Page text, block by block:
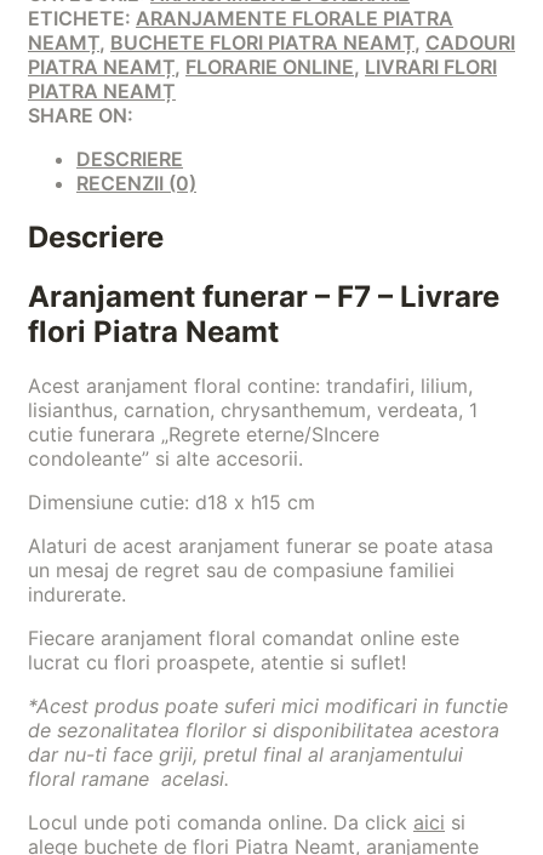
ETICHETE: ARANJAMENTE FLORALE PIATRA
NEAMȚ, BUCHETE FLORI PIATRA NEAMȚ, CADOURI
PIATRA NEAMȚ, FLORARIE ONLINE, LIVRARI FLORI
PIATRA NEAMȚ
SHARE ON:
DESCRIERE
RECENZII (0)
Descriere
Aranjament funerar – F7 – Livrare
flori Piatra Neamt
Acest aranjament floral contine: trandafiri, lilium,
lisianthus, carnation, chrysanthemum, verdeata, 1
cutie funerara „Regrete eterne/SIncere
condoleante” si alte accesorii.
Dimensiune cutie: d18 x h15 cm
Alaturi de acest aranjament funerar se poate atasa
un mesaj de regret sau de compasiune familiei
indurerate.
Fiecare aranjament floral comandat online este
lucrat cu flori proaspete, atentie si suflet!
*Acest produs poate suferi mici modificari in functie
de sezonalitatea florilor si disponibilitatea acestora
dar nu-ti face griji, pretul final al aranjamentului
floral ramane acelasi.
Locul unde poti comanda online. Da click aici si
alege buchete de flori Piatra Neamt, aranjamente